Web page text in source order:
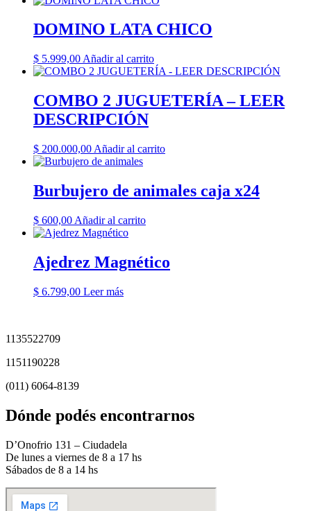
DOMINO LATA CHICO
$ 5.999,00 Añadir al carrito
COMBO 2 JUGUETERÍA – LEER
DESCRIPCIÓN
$ 200.000,00 Añadir al carrito
Burbujero de animales caja x24
$ 600,00 Añadir al carrito
Ajedrez Magnético
$ 6.799,00 Leer más
1135522709
1151190228
(011) 6064-8139
Dónde podés encontrarnos
D’Onofrio 131 – Ciudadela
De lunes a viernes de 8 a 17 hs
Sábados de 8 a 14 hs